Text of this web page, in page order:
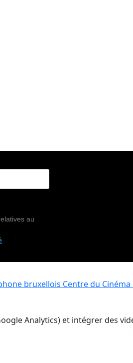
au
bruxellois Centre du
Analytics) et intégrer des